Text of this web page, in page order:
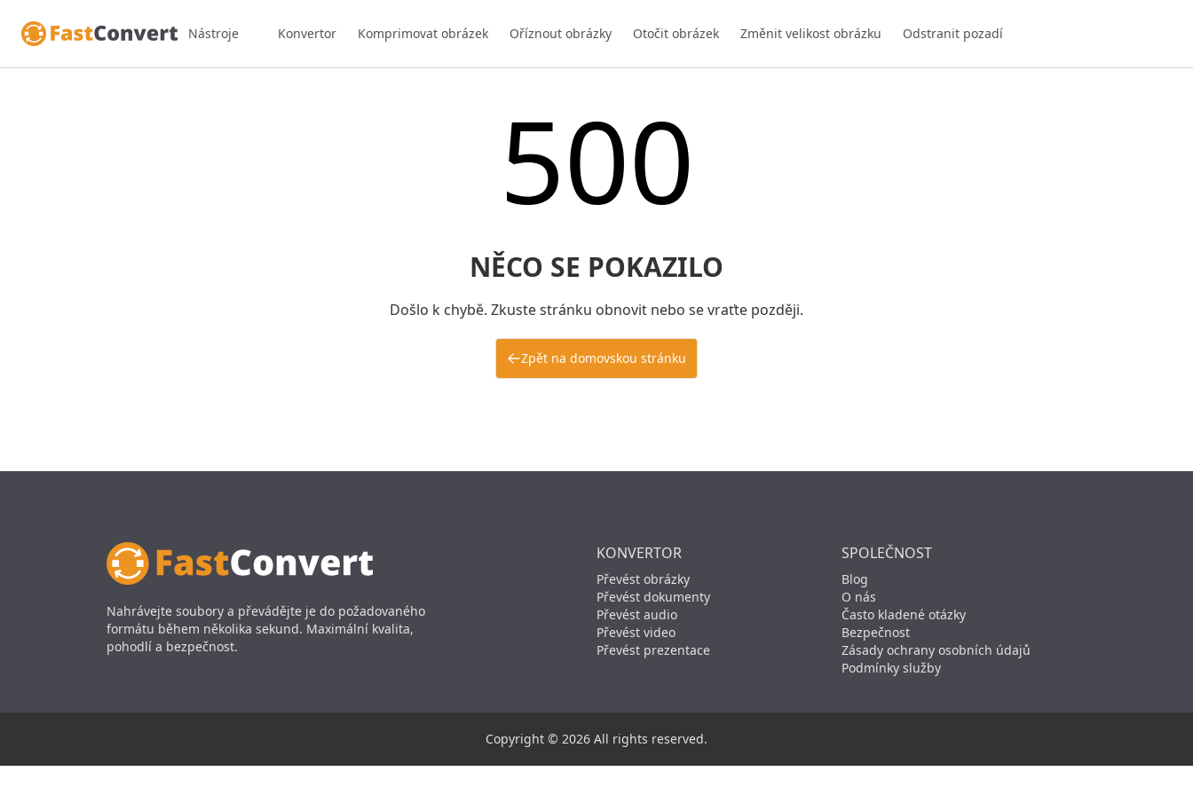
Nástroje Konvertor Komprimovat obrázek Oříznout obrázky Otočit obrázek Změnit velikost obrázku Odstranit pozadí
500
NĚCO SE POKAZILO
Došlo k chybě. Zkuste stránku obnovit nebo se vraťte později.
Zpět na domovskou stránku
Nahrávejte soubory a převádějte je do požadovaného
formátu během několika sekund. Maximální kvalita,
pohodlí a bezpečnost.
KONVERTOR
Převést obrázky
Převést dokumenty
Převést audio
Převést video
Převést prezentace
SPOLEČNOST
Blog
O nás
Často kladené otázky
Bezpečnost
Zásady ochrany osobních údajů
Podmínky služby
Copyright © 2026 All rights reserved.